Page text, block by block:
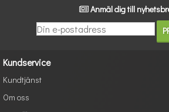
Anmäl dig till
Kundservice
Kundtjänst
Om oss